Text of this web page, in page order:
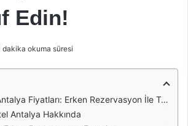
Edin!
dakika okuma süresi
Fiyatları: Erken Rezervasyon İle Tasarruf Edin!
Antalya Hakkında